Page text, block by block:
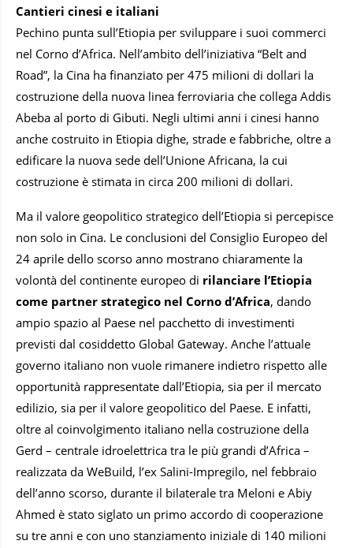
Cantieri cinesi e italiani
Pechino punta sull’Etiopia per sviluppare i suoi commerci
nel Corno d’Africa. Nell’ambito dell’iniziativa “Belt and
Road”, la Cina ha finanziato per 475 milioni di dollari la
costruzione della nuova linea ferroviaria che collega Addis
Abeba al porto di Gibuti. Negli ultimi anni i cinesi hanno
anche costruito in Etiopia dighe, strade e fabbriche, oltre a
edificare la nuova sede dell’Unione Africana, la cui
costruzione è stimata in circa 200 milioni di dollari.
Ma il valore geopolitico strategico dell’Etiopia si percepisce
non solo in Cina. Le conclusioni del Consiglio Europeo del
24 aprile dello scorso anno mostrano chiaramente la
volontà del continente europeo di rilanciare l’Etiopia
come partner strategico nel Corno d’Africa, dando
ampio spazio al Paese nel pacchetto di investimenti
previsti dal cosiddetto Global Gateway. Anche l’attuale
governo italiano non vuole rimanere indietro rispetto alle
opportunità rappresentate dall’Etiopia, sia per il mercato
edilizio, sia per il valore geopolitico del Paese. E infatti,
oltre al coinvolgimento italiano nella costruzione della
Gerd – centrale idroelettrica tra le più grandi d’Africa –
realizzata da WeBuild, l’ex Salini-Impregilo, nel febbraio
dell’anno scorso, durante il bilaterale tra Meloni e Abiy
Ahmed è stato siglato un primo accordo di cooperazione
su tre anni e con uno stanziamento iniziale di 140 milioni